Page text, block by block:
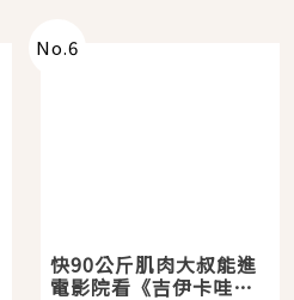
No.6
快90公斤肌肉大叔能進
電影院看《吉伊卡哇》